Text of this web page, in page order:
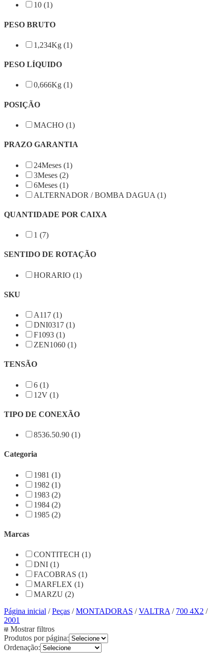
10 (1)
PESO BRUTO
1,234Kg (1)
PESO LÍQUIDO
0,666Kg (1)
POSIÇÃO
MACHO (1)
PRAZO GARANTIA
24Meses (1)
3Meses (2)
6Meses (1)
ALTERNADOR / BOMBA DAGUA (1)
QUANTIDADE POR CAIXA
1 (7)
SENTIDO DE ROTAÇÃO
HORARIO (1)
SKU
A117 (1)
DNI0317 (1)
F1093 (1)
ZEN1060 (1)
TENSÃO
6 (1)
12V (1)
TIPO DE CONEXÃO
8536.50.90 (1)
Categoria
1981 (1)
1982 (1)
1983 (2)
1984 (2)
1985 (2)
Marcas
CONTITECH (1)
DNI (1)
FACOBRAS (1)
MARFLEX (1)
MARZU (2)
Página inicial /Peças /MONTADORAS /VALTRA / 700 4X2 /
2001
Mostrar filtros
Produtos por página:
Ordenação: